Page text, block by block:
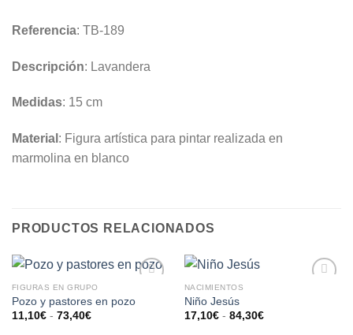
Referencia: TB-189
Descripción: Lavandera
Medidas: 15 cm
Material : Figura artística para pintar realizada en
marmolina en blanco
PRODUCTOS RELACIONADOS
FIGURAS EN GRUPO
Pozo y pastores en pozo
11,10€ - 73,40€
NACIMIENTOS
Niño Jesús
17,10€ - 84,30€